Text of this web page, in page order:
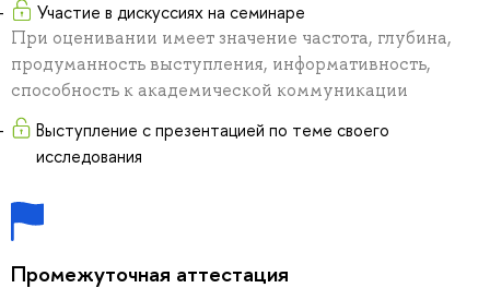
Участие в дискуссиях на семинаре
При оценивании имеет значение частота, глубина,
продуманность выступления, информативность,
способность к академической коммуникации
Выступление с презентацией по теме своего
исследования
Промежуточная аттестация